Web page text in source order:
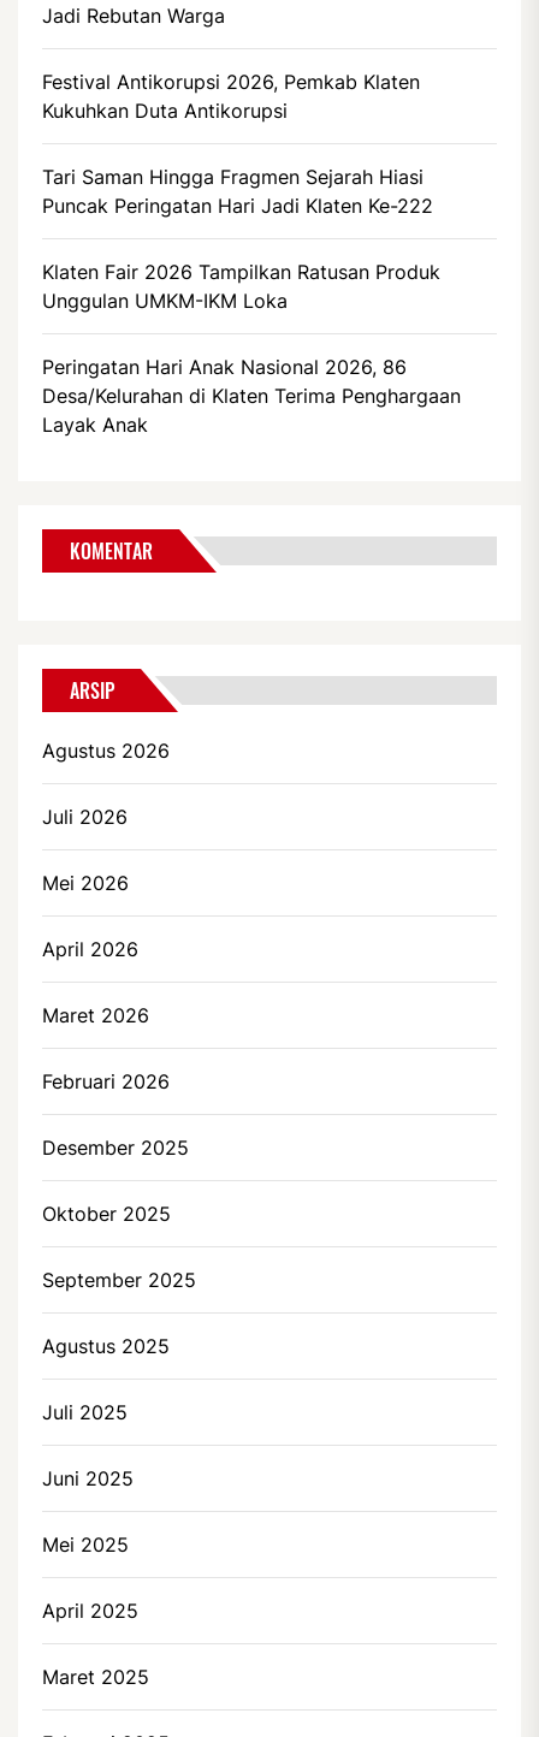
Jadi Rebutan Warga
Festival Antikorupsi 2026, Pemkab Klaten
Kukuhkan Duta Antikorupsi
Tari Saman Hingga Fragmen Sejarah Hiasi
Puncak Peringatan Hari Jadi Klaten Ke-222
Klaten Fair 2026 Tampilkan Ratusan Produk
Unggulan UMKM-IKM Loka
Peringatan Hari Anak Nasional 2026, 86
Desa/Kelurahan di Klaten Terima Penghargaan
Layak Anak
KOMENTAR
ARSIP
Agustus 2026
Juli 2026
Mei 2026
April 2026
Maret 2026
Februari 2026
Desember 2025
Oktober 2025
September 2025
Agustus 2025
Juli 2025
Juni 2025
Mei 2025
April 2025
Maret 2025